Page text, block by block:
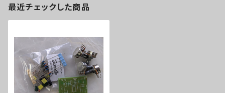
最近チェックした商品